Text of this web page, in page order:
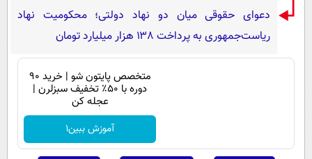
دعوای حقوقی میان دو نهاد دولتی؛ محکومیت نهاد
ریاست‌جمهوری به پرداخت ۱۳۸ هزار میلیارد تومان
متخصص پایتون شو | خرید 90
دوره با ۵۰٪ تخفیف سبزلرن |
عجله کن
آموزش ببین1